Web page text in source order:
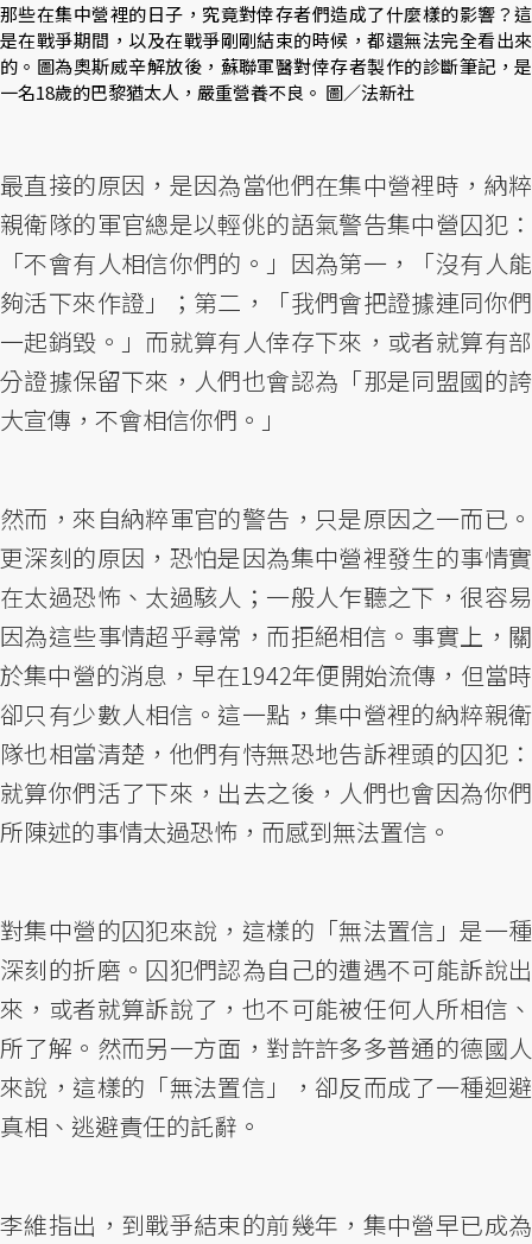
那些在集中營裡的日子，究竟對倖存者們造成了什麼樣的影響？這
是在戰爭期間，以及在戰爭剛剛結束的時候，都還無法完全看出來
的。圖為奧斯威辛解放後，蘇聯軍醫對倖存者製作的診斷筆記，是
一名18歲的巴黎猶太人，嚴重營養不良。 圖／法新社
最直接的原因，是因為當他們在集中營裡時，納粹
親衛隊的軍官總是以輕佻的語氣警告集中營囚犯：
「不會有人相信你們的。」因為第一，「沒有人能
夠活下來作證」；第二，「我們會把證據連同你們
一起銷毀。」而就算有人倖存下來，或者就算有部
分證據保留下來，人們也會認為「那是同盟國的誇
大宣傳，不會相信你們。」
然而，來自納粹軍官的警告，只是原因之一而已。
更深刻的原因，恐怕是因為集中營裡發生的事情實
在太過恐怖、太過駭人；一般人乍聽之下，很容易
因為這些事情超乎尋常，而拒絕相信。事實上，關
於集中營的消息，早在1942年便開始流傳，但當時
卻只有少數人相信。這一點，集中營裡的納粹親衛
隊也相當清楚，他們有恃無恐地告訴裡頭的囚犯：
就算你們活了下來，出去之後，人們也會因為你們
所陳述的事情太過恐怖，而感到無法置信。
對集中營的囚犯來說，這樣的「無法置信」是一種
深刻的折磨。囚犯們認為自己的遭遇不可能訴說出
來，或者就算訴說了，也不可能被任何人所相信、
所了解。然而另一方面，對許許多多普通的德國人
來說，這樣的「無法置信」，卻反而成了一種迴避
真相、逃避責任的託辭。
李維指出，到戰爭結束的前幾年，集中營早已成為